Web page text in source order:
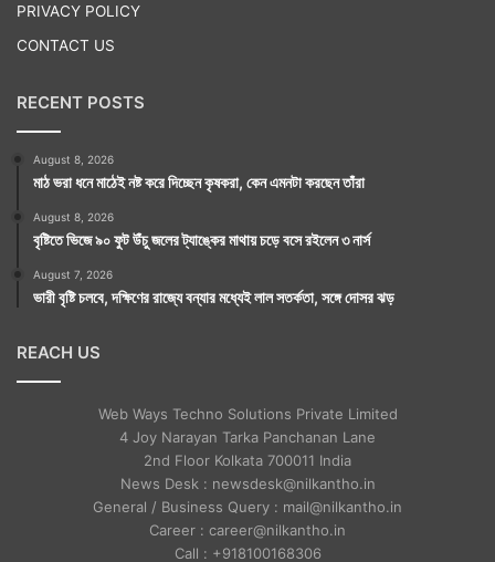
PRIVACY POLICY
CONTACT US
RECENT POSTS
August 8, 2026
মাঠ ভরা ধনে মাঠেই নষ্ট করে দিচ্ছেন কৃষকরা, কেন এমনটা করছেন তাঁরা
August 8, 2026
বৃষ্টিতে ভিজে ৯০ ফুট উঁচু জলের ট্যাঙ্কের মাথায় চড়ে বসে রইলেন ৩ নার্স
August 7, 2026
ভারী বৃষ্টি চলবে, দক্ষিণের রাজ্যে বন্যার মধ্যেই লাল সতর্কতা, সঙ্গে দোসর ঝড়
REACH US
Web Ways Techno Solutions Private Limited
4 Joy Narayan Tarka Panchanan Lane
2nd Floor Kolkata 700011 India
News Desk : newsdesk@nilkantho.in
General / Business Query : mail@nilkantho.in
Career : career@nilkantho.in
Call : +918100168306